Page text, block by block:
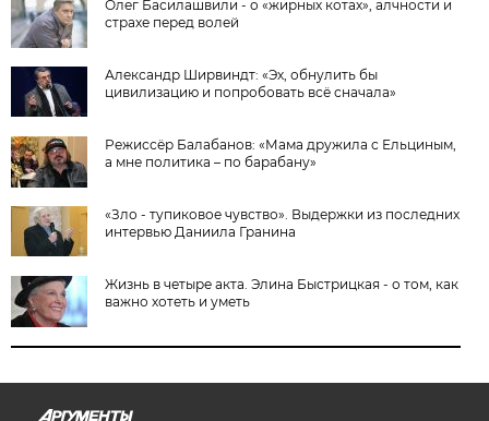
Олег Басилашвили - о «жирных котах», алчности и
страхе перед волей
Александр Ширвиндт: «Эх, обнулить бы
цивилизацию и попробовать всё сначала»
Режиссёр Балабанов: «Мама дружила с Ельциным,
а мне политика – по барабану»
«Зло - тупиковое чувство». Выдержки из последних
интервью Даниила Гранина
Жизнь в четыре акта. Элина Быстрицкая - о том, как
важно хотеть и уметь